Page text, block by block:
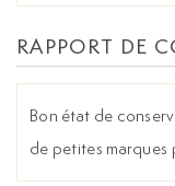
RAPPORT DE
Bon état de
de petites marques